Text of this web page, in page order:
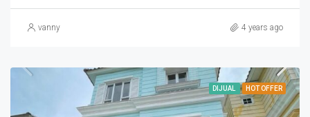
vanny 4 years ago
DIJUAL HOT OFFER